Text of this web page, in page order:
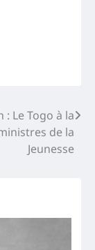
Le Togo à la
de la
Jeunesse